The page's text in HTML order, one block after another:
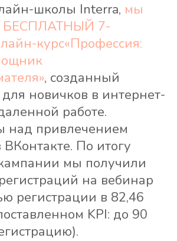
школы Interra, мы
БЕСПЛАТНЫЙ 7-
курс«Профессия:
, созданный
новичков в интернет-
работе.
над привлечением
По итогу
мы получили
на вебинар
регистрации в 82,46
KPI: до 90